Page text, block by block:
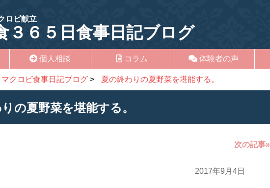
ロビ献立
３６５日食事日記ブログ
個人相談 コラム 体験者の声
マクロビ食事日記ブログ > 夏の終わりの夏野菜を堪能する。
の夏野菜を堪能する。
次の記事»
2017年9月4日